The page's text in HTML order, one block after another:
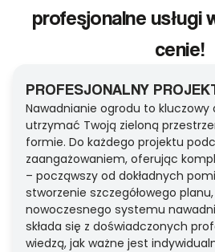
profesjonalne usługi
cenie!
PROFESJONALNY
Nawadnianie ogrodu to kluczowy
utrzymać Twoją zieloną
formie. Do każdego projektu
zaangażowaniem, oferując
– począwszy od dokładnych
stworzenie szczegółowego
nowoczesnego systemu
składa się z doświadczonych
wiedzą, jak ważne jest